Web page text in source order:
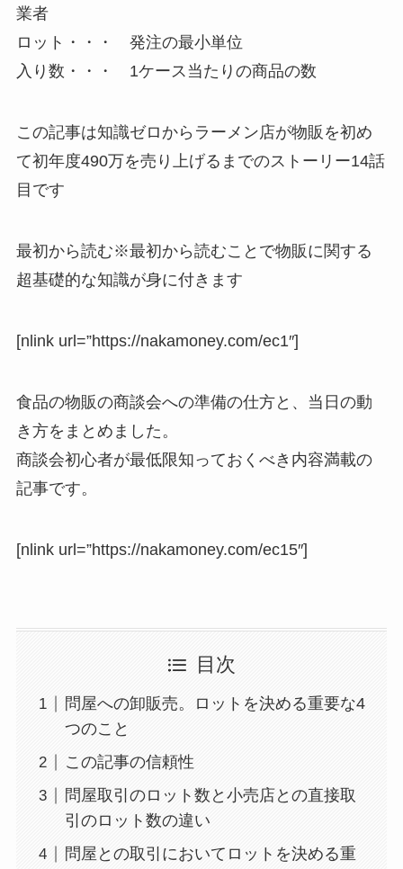
業者
ロット・・・ 発注の最小単位
入り数・・・ 1ケース当たりの商品の数
この記事は知識ゼロからラーメン店が物販を初め
て初年度490万を売り上げるまでのストーリー14話
目です
最初から読む※最初から読むことで物販に関する
超基礎的な知識が身に付きます
[nlink url=”https://nakamoney.com/ec1″]
食品の物販の商談会への準備の仕方と、当日の動
き方をまとめました。
商談会初心者が最低限知っておくべき内容満載の
記事です。
[nlink url=”https://nakamoney.com/ec15″]
目次
問屋への卸販売。ロットを決める重要な4
つのこと
この記事の信頼性
問屋取引のロット数と小売店との直接取
引のロット数の違い
問屋との取引においてロットを決める重